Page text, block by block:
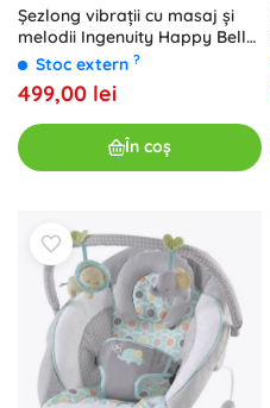
Șezlong vibrații cu masaj și
melodii Ingenuity Happy Belly
Rock-to-Bounce, chambray
Stoc extern ?
499,00 lei
În coș